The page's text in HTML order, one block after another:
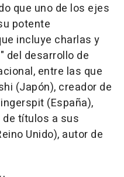
que uno de los ejes
potente
incluye charlas y
del desarrollo de
entre las que
(Japón), creador de
(España),
títulos a sus
Unido), autor de